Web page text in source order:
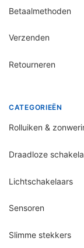
Betaalmethoden
Verzenden
Retourneren
CATEGORIEËN
Rolluiken &
Draadloze
Lichtschakelaars
Sensoren
Slimme stekkers